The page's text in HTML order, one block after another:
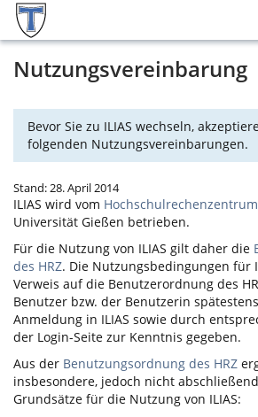
Nutzungsvereinbarung
Bevor Sie zu ILIAS wechseln,
folgenden Nutzungsvereinbarungen.
Stand: 28. April 2014
ILIAS wird vom Hochschulrechenzentrum
Universität Gießen betrieben.
Für die Nutzung von ILIAS gilt daher die
des HRZ. Die Nutzungsbedingungen für
Verweis auf die Benutzerordnung des
Benutzer bzw. der Benutzerin
Anmeldung in ILIAS sowie durch
der Login-Seite zur Kenntnis gegeben.
Aus der Benutzungsordnung des HRZ
insbesondere, jedoch nicht
Grundsätze für die Nutzung von ILIAS: